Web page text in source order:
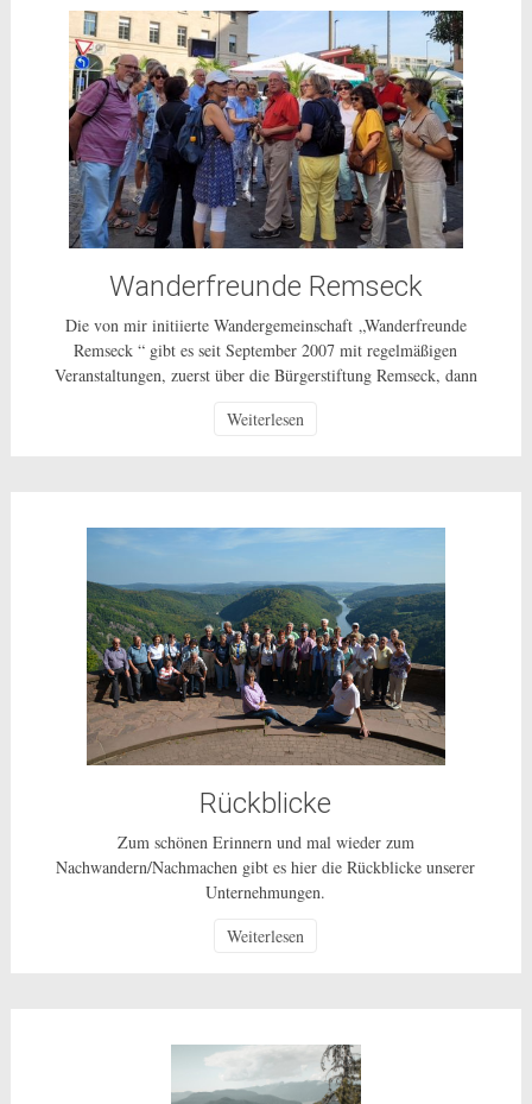
Wanderfreunde Remseck
Die von mir initiierte Wandergemeinschaft „Wanderfreunde
Remseck “ gibt es seit September 2007 mit regelmäßigen
Veranstaltungen, zuerst über die Bürgerstiftung Remseck, dann
Bürgerschaftliches Engagement für alle Bürgerinnen und Bürger
Weiterlesen
Rückblicke
Zum schönen Erinnern und mal wieder zum
Nachwandern/Nachmachen gibt es hier die Rückblicke unserer
Unternehmungen.
Weiterlesen